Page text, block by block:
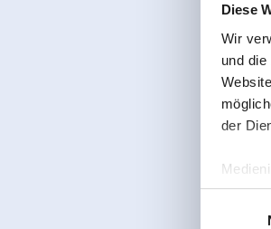
Diese
Wir
und
der
Zeller
Rohr